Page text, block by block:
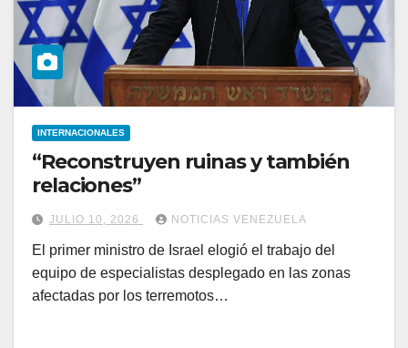
INTERNACIONALES
“Reconstruyen ruinas y también
relaciones”
JULIO 10, 2026 NOTICIAS VENEZUELA
El primer ministro de Israel elogió el trabajo del
equipo de especialistas desplegado en las zonas
afectadas por los terremotos…